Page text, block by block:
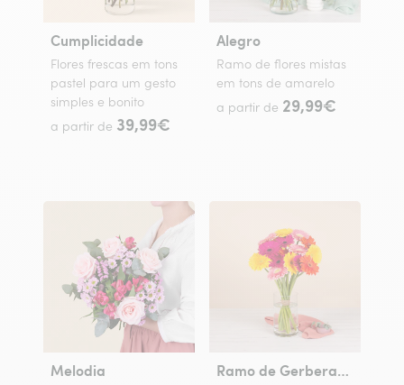
Cumplicidade
Flores frescas em tons
pastel para um gesto
simples e bonito
a partir de 39,99€
Alegro
Ramo de flores mistas
em tons de amarelo
a partir de 29,99€
Melodia Ramo de Gerberas Coloridas